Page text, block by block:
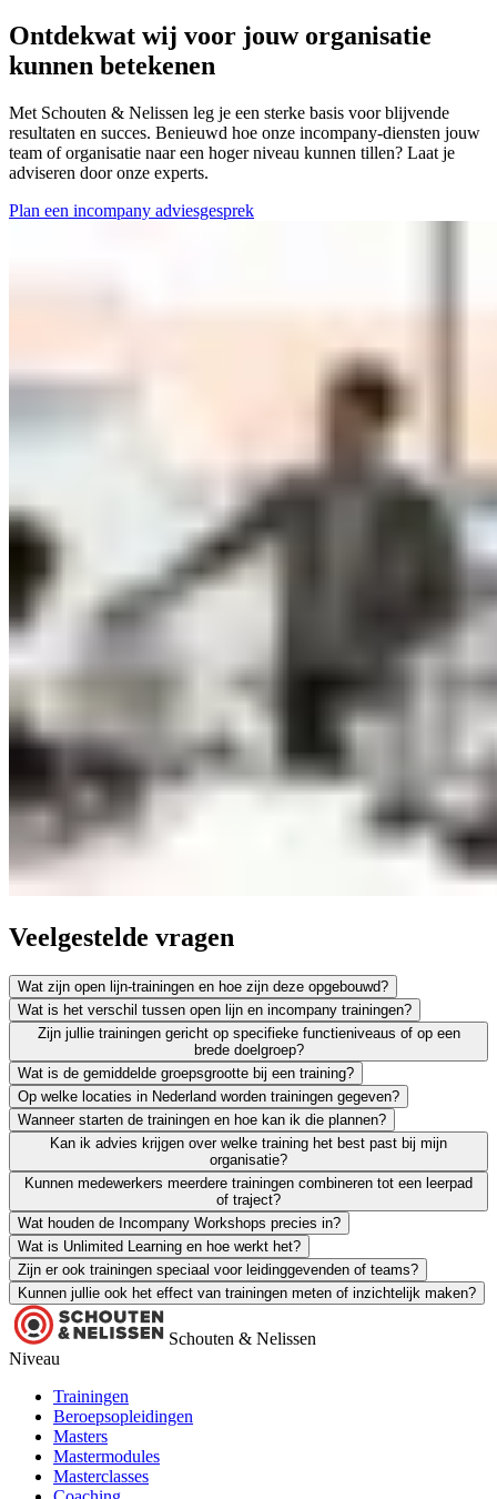
Ontdekwat wij voor jouw organisatie
kunnen betekenen
Met Schouten & Nelissen leg je een sterke basis voor blijvende
resultaten en succes. Benieuwd hoe onze incompany-diensten jouw
team of organisatie naar een hoger niveau kunnen tillen? Laat je
adviseren door onze experts.
Plan een incompany adviesgesprek
Veelgestelde vragen
Wat zijn open lijn-trainingen en hoe zijn deze opgebouwd?
Open lijn-trainingen zijn klassikale trainingen met deelnemers van
Wat is het verschil tussen open lijn en incompany trainingen?
Open lijn is individueel in te schrijven en gemengd qua deelnemers.
Zijn jullie trainingen gericht op specifieke functieniveaus of op een
brede doelgroep?
We bieden trainingen voor alle functieniveaus: van starters tot
Wat is de gemiddelde groepsgrootte bij een training?
Bij incompany trajecten stemmen we de groepsgrootte samen af.
Op welke locaties in Nederland worden trainingen gegeven?
Onze trainers komen naar jullie toe, waar in Nederland je ook zit.
Wanneer starten de trainingen en hoe kan ik die plannen?
Incompany trainingen starten in overleg. We plannen de sessies
Kan ik advies krijgen over welke training het best past bij mijn
organisatie?
Ja. Onze adviseurs denken graag mee over de vraag achter de
Kunnen medewerkers meerdere trainingen combineren tot een leerpad
of traject?
Zeker. We helpen je om trainingen logisch op te bouwen tot een
Wat houden de Incompany Workshops precies in?
Met deIncompany Workshopskies je zes interactieve sessies per
Wat is Unlimited Learning en hoe werkt het?
MetUnlimited Learninggeef je medewerkers onbeperkt toegang tot
Zijn er ook trainingen speciaal voor leidinggevenden of teams?
Ja. We hebben trainingen voor teamontwikkeling, leiderschap en
Kunnen jullie ook het effect van trainingen meten of inzichtelijk maken?
Ja. We bieden tools en evaluaties om inzicht te krijgen in gedrag,
Schouten & Nelissen
Niveau
Trainingen
Beroepsopleidingen
Masters
Mastermodules
Masterclasses